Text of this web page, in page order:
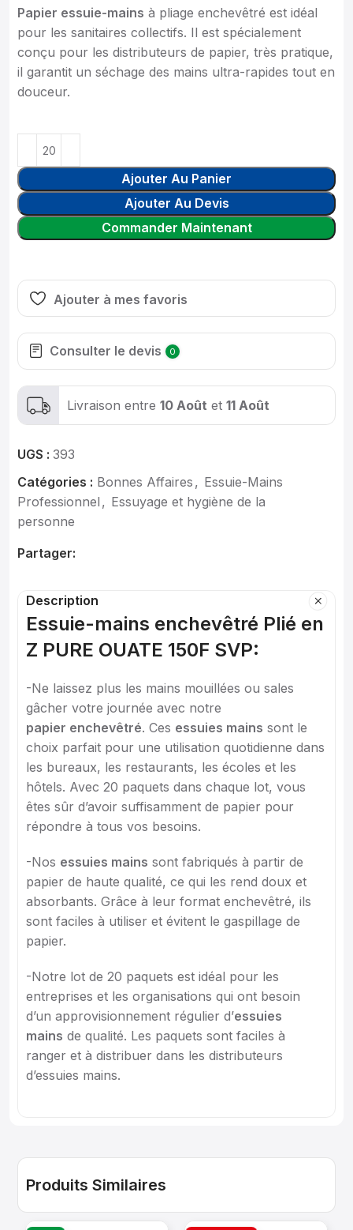
Papier essuie-mains à pliage enchevêtré est idéal
pour les sanitaires collectifs. Il est spécialement
conçu pour les distributeurs de papier, très pratique,
il garantit un séchage des mains ultra-rapides tout en
douceur.
Ajouter Au Panier
Ajouter Au Devis
Commander Maintenant
Ajouter à mes favoris
Consulter le devis 0
Livraison entre 10 Août et 11 Août
UGS : 393
Catégories : Bonnes Affaires , Essuie-Mains
Professionnel , Essuyage et hygiène de la
personne
Partager:
Description
Essuie-mains enchevêtré Plié en
Z PURE OUATE 150F SVP:
-Ne laissez plus les mains mouillées ou sales
gâcher votre journée avec notre
papier enchevêtré. Ces essuies mains sont le
choix parfait pour une utilisation quotidienne dans
les bureaux, les restaurants, les écoles et les
hôtels. Avec 20 paquets dans chaque lot, vous
êtes sûr d’avoir suffisamment de papier pour
répondre à tous vos besoins.
-Nos essuies mains sont fabriqués à partir de
papier de haute qualité, ce qui les rend doux et
absorbants. Grâce à leur format enchevêtré, ils
sont faciles à utiliser et évitent le gaspillage de
papier.
-Notre lot de 20 paquets est idéal pour les
entreprises et les organisations qui ont besoin
d’un approvisionnement régulier d’essuies
mains de qualité. Les paquets sont faciles à
ranger et à distribuer dans les distributeurs
d’essuies mains.
Produits Similaires